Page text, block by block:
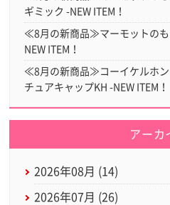
ギミック -NEW ITEM！
≪8月の新商品≫マーモットのも
NEW ITEM！
≪8月の新商品≫コーイケルホン
チュアキャップKH -NEW ITEM！
アーカ
2026年08月 (14)
2026年07月 (26)